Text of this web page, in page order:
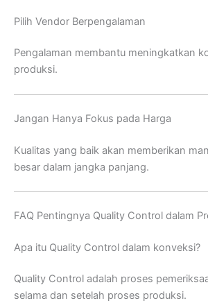
Pilih Vendor Berpengalaman
Pengalaman membantu meningkatkan
produksi.
Jangan Hanya Fokus pada Harga
Kualitas yang baik akan memberikan
besar dalam jangka panjang.
FAQ Pentingnya Quality Control dalam
Apa itu Quality Control dalam konveksi?
Quality Control adalah proses
selama dan setelah proses produksi.